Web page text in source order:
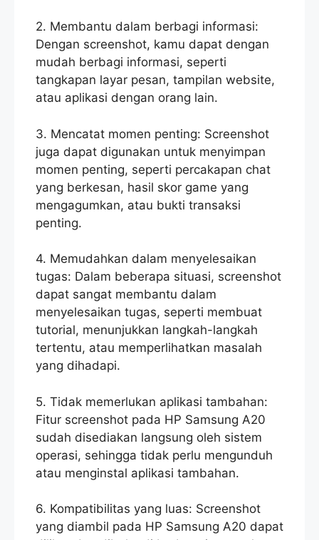
2. Membantu dalam berbagi informasi:
Dengan screenshot, kamu dapat dengan
mudah berbagi informasi, seperti
tangkapan layar pesan, tampilan website,
atau aplikasi dengan orang lain.
3. Mencatat momen penting: Screenshot
juga dapat digunakan untuk menyimpan
momen penting, seperti percakapan chat
yang berkesan, hasil skor game yang
mengagumkan, atau bukti transaksi
penting.
4. Memudahkan dalam menyelesaikan
tugas: Dalam beberapa situasi, screenshot
dapat sangat membantu dalam
menyelesaikan tugas, seperti membuat
tutorial, menunjukkan langkah-langkah
tertentu, atau memperlihatkan masalah
yang dihadapi.
5. Tidak memerlukan aplikasi tambahan:
Fitur screenshot pada HP Samsung A20
sudah disediakan langsung oleh sistem
operasi, sehingga tidak perlu mengunduh
atau menginstal aplikasi tambahan.
6. Kompatibilitas yang luas: Screenshot
yang diambil pada HP Samsung A20 dapat